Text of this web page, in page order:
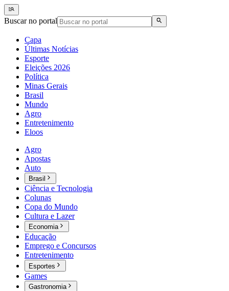
Buscar no portal
Capa
Últimas Notícias
Esporte
Eleições 2026
Política
Minas Gerais
Brasil
Mundo
Agro
Entretenimento
Eloos
Agro
Apostas
Auto
Brasil
Ciência e Tecnologia
Colunas
Copa do Mundo
Cultura e Lazer
Economia
Educação
Emprego e Concursos
Entretenimento
Esportes
Games
Gastronomia